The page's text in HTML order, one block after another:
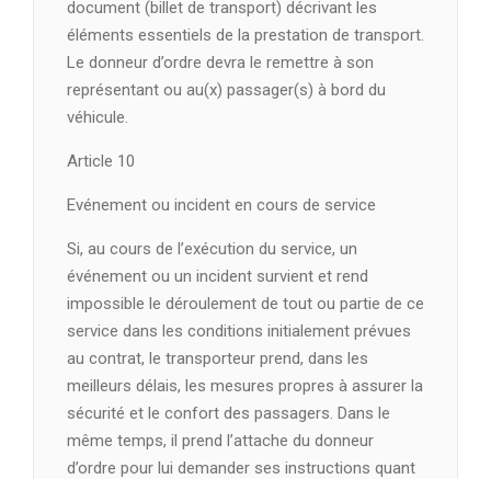
document (billet de transport) décrivant les
éléments essentiels de la prestation de transport.
Le donneur d’ordre devra le remettre à son
représentant ou au(x) passager(s) à bord du
véhicule.
Article 10
Evénement ou incident en cours de service
Si, au cours de l’exécution du service, un
événement ou un incident survient et rend
impossible le déroulement de tout ou partie de ce
service dans les conditions initialement prévues
au contrat, le transporteur prend, dans les
meilleurs délais, les mesures propres à assurer la
sécurité et le confort des passagers. Dans le
même temps, il prend l’attache du donneur
d’ordre pour lui demander ses instructions quant